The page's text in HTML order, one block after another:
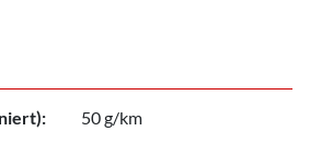
50 g/km